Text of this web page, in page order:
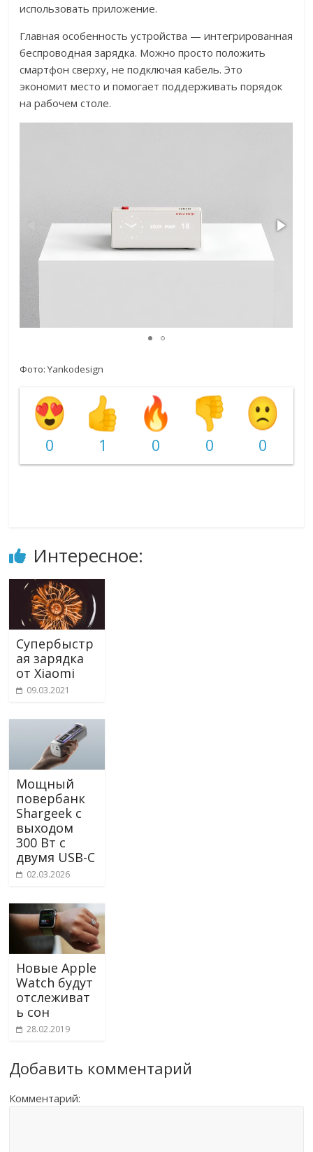
использовать приложение.
Главная особенность устройства — интегрированная
беспроводная зарядка. Можно просто положить
смартфон сверху, не подключая кабель. Это
экономит место и помогает поддерживать порядок
на рабочем столе.
Фото: Yankodesign
0 1 0 0 0
Интересное:
Супербыстр
ая зарядка
от Xiaomi
09.03.2021
Мощный
повербанк
Shargeek с
выходом
300 Вт с
двумя USB-C
02.03.2026
Новые Apple
Watch будут
отслеживат
ь сон
28.02.2019
Добавить комментарий
Комментарий: